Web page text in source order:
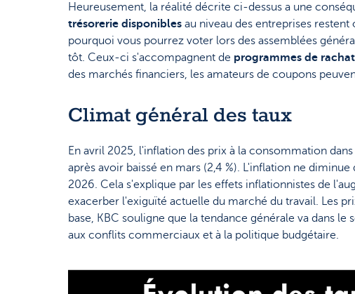
Heureusement, la réalité décrite ci-dessus a une
trésorerie disponibles au niveau des entreprises restent
pourquoi vous pourrez voter lors des assemblées
tôt. Ceux-ci s'accompagnent de programmes de rachat
des marchés financiers, les amateurs de coupons
Climat général des taux
En avril 2025, l'inflation des prix à la consommation
après avoir baissé en mars (2,4 %). L'inflation ne
2026. Cela s'explique par les effets inflationnistes de
exacerber l'exiguïté actuelle du marché du travail. Les
base, KBC souligne que la tendance générale va dans
aux conflits commerciaux et à la politique budgétaire.